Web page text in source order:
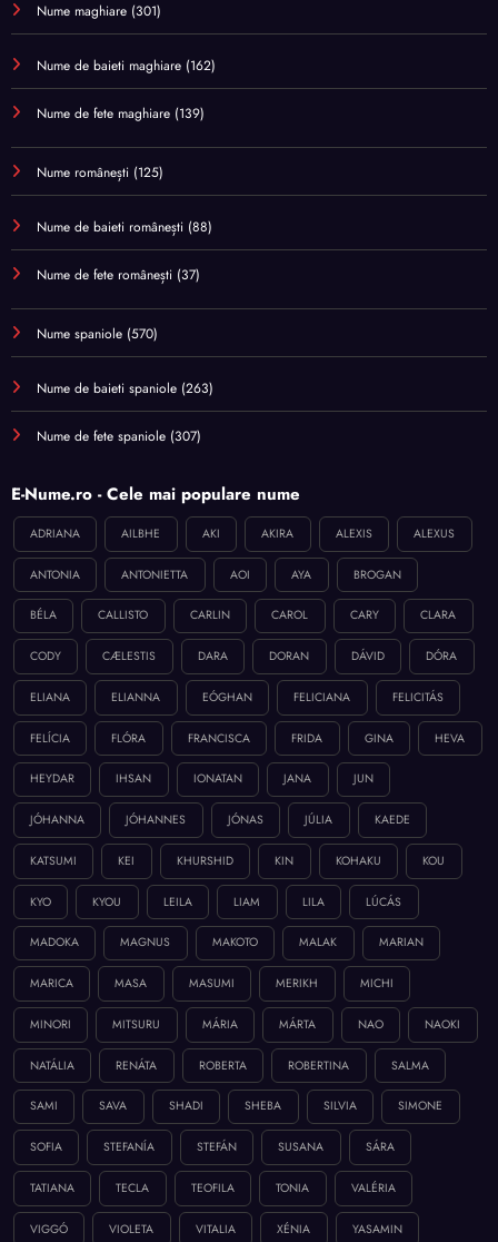
Nume maghiare (301)
Nume de baieti maghiare (162)
Nume de fete maghiare (139)
Nume românești (125)
Nume de baieti românești (88)
Nume de fete românești (37)
Nume spaniole (570)
Nume de baieti spaniole (263)
Nume de fete spaniole (307)
E-Nume.ro - Cele mai populare nume
ADRIANA AILBHE AKI AKIRA ALEXIS ALEXUS
ANTONIA ANTONIETTA AOI AYA BROGAN
BÉLA CALLISTO CARLIN CAROL CARY CLARA
CODY CÆLESTIS DARA DORAN DÁVID DÓRA
ELIANA ELIANNA EÓGHAN FELICIANA FELICITÁS
FELÍCIA FLÓRA FRANCISCA FRIDA GINA HEVA
HEYDAR IHSAN IONATAN JANA JUN
JÓHANNA JÓHANNES JÓNAS JÚLIA KAEDE
KATSUMI KEI KHURSHID KIN KOHAKU KOU
KYO KYOU LEILA LIAM LILA LÚCÁS
MADOKA MAGNUS MAKOTO MALAK MARIAN
MARICA MASA MASUMI MERIKH MICHI
MINORI MITSURU MÁRIA MÁRTA NAO NAOKI
NATÁLIA RENÁTA ROBERTA ROBERTINA SALMA
SAMI SAVA SHADI SHEBA SILVIA SIMONE
SOFIA STEFANÍA STEFÁN SUSANA SÁRA
TATIANA TECLA TEOFILA TONIA VALÉRIA
VIGGÓ VIOLETA VITALIA XÉNIA YASAMIN